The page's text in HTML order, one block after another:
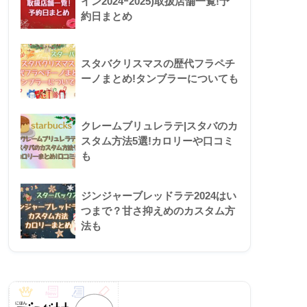
約日まとめ
スタバクリスマスの歴代フラペチ
ーノまとめ!タンブラーについても
クレームブリュレラテ|スタバのカ
スタム方法5選!カロリーや口コミ
も
ジンジャーブレッドラテ2024はい
つまで？甘さ抑えめのカスタム方
法も